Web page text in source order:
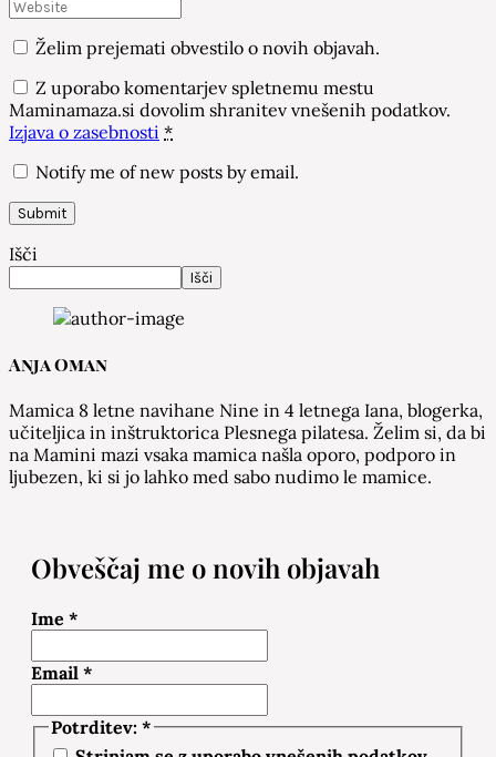
Želim prejemati obvestilo o novih objavah.
Z uporabo komentarjev spletnemu mestu
Maminamaza.si dovolim shranitev vnešenih podatkov.
Izjava o zasebnosti *
Notify me of new posts by email.
Išči
Išči
Anja Oman
Mamica 8 letne navihane Nine in 4 letnega Iana, blogerka,
učiteljica in inštruktorica Plesnega pilatesa. Želim si, da bi
na Mamini mazi vsaka mamica našla oporo, podporo in
ljubezen, ki si jo lahko med sabo nudimo le mamice.
Obveščaj me o novih objavah
Ime *
Email *
Potrditev: *